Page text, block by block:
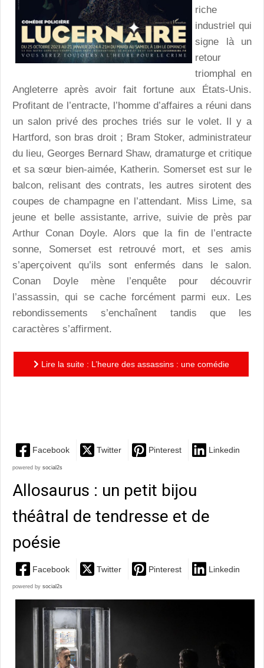
riche
industriel qui
signe là un
retour
triomphal en
Angleterre après avoir fait fortune aux États-Unis.
Profitant de l’entracte, l’homme d’affaires a réuni dans
un salon privé des proches triés sur le volet. Il y a
Hartford, son bras droit ; Bram Stoker, administrateur
du lieu, Georges Bernard Shaw, dramaturge et critique
et sa sœur bien-aimée, Katherin. Somerset est sur le
balcon, relisant des contrats, les autres sirotent des
coupes de champagne en l’attendant. Miss Lime, sa
jeune et belle assistante, arrive, suivie de près par
Arthur Conan Doyle. Alors que la fin de l’entracte
sonne, Somerset est retrouvé mort, et ses amis
s’aperçoivent qu’ils sont enfermés dans le salon.
Conan Doyle mène l’enquête pour découvrir
l’assassin, qui se cache forcément parmi eux. Les
rebondissements s’enchaînent tandis que les
caractères s’affirment.
Lire la suite : L’heure des assassins : une comédie
Facebook Twitter Pinterest Linkedin
powered by social2s
Allosaurus : un petit bijou
théâtral de tendresse et de
poésie
Facebook Twitter Pinterest Linkedin
powered by social2s